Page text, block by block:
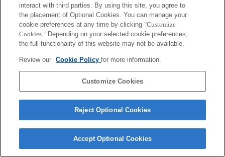
interact with third parties. By using this site, you agree to
the placement of Optional Cookies. You can manage your
cookie preferences at any time by clicking "Customize
Cookies." Depending on your selected cookie preferences,
the full functionality of this website may not be available.
Review our Cookie Policyfor more information.
Customize Cookies
Reject Optional Cookies
Accept Optional Cookies